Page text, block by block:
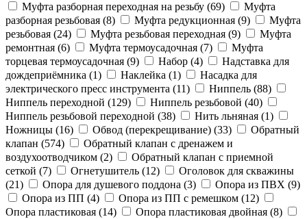
Муфта разборная переходная на резьбу (69)
Муфта
разборная резьбовая (8) Муфта редукционная (9)
Муфта
резьбовая (24) Муфта резьбовая переходная (9)
Муфта
ремонтная (6) Муфта термоусадочная (7)
Муфта
торцевая термоусадочная (9) Набор (4)
Надставка для
дождеприёмника (1) Наклейка (1)
Насадка для
электрического пресс инструмента (11) Ниппель (88)
Ниппель переходной (129) Ниппель резьбовой (40)
Ниппель резьбовой переходной (38) Нить льняная (1)
Ножницы (16) Обвод (перекрещивание) (33)
Обратный
клапан (574)
Обратный клапан с дренажем и
воздухоотводчиком (2)
Обратный клапан с приемной
сеткой (7) Огнетушитель (12)
Оголовок для скважины
(21) Опора для душевого поддона (3) Опора из ПВХ (9)
Опора из ПП (4) Опора из ПП с ремешком (12)
Опора пластиковая (14) Опора пластиковая двойная (8)